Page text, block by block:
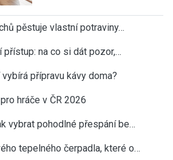
pěstuje vlastní potraviny…
přístup: na co si dát pozor,…
přípravu kávy doma?
hráče v ČR 2026
vybrat pohodlné přespání be…
tepelného čerpadla, které o…